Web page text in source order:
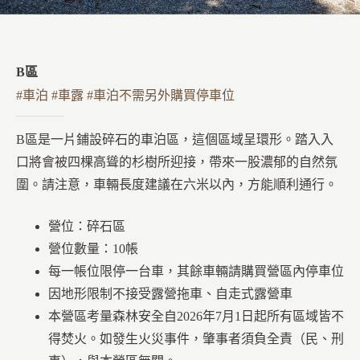
B區
#車泊 #車露 #車泊不需另外購買停車位
B區是一片鋪設碎石的車泊區，這個區域呈環形。踏入入
口將會被四棵高聳的杉樹所迎接，帶來一股濃郁的自然氛
圍。請注意，車輛長度建議在六米以內，方能順利通行。
營位：碎石區
營位數量：10帳
每一帳位限停一台車，其餘車輛請購買營區內停車位
因地形限制不接受露營拖車、自走式露營車
本營區考量森林安全自2026年7月1日起所有區域皆不
得焚火。如發生火災事件，肇事者須負全責（民、刑